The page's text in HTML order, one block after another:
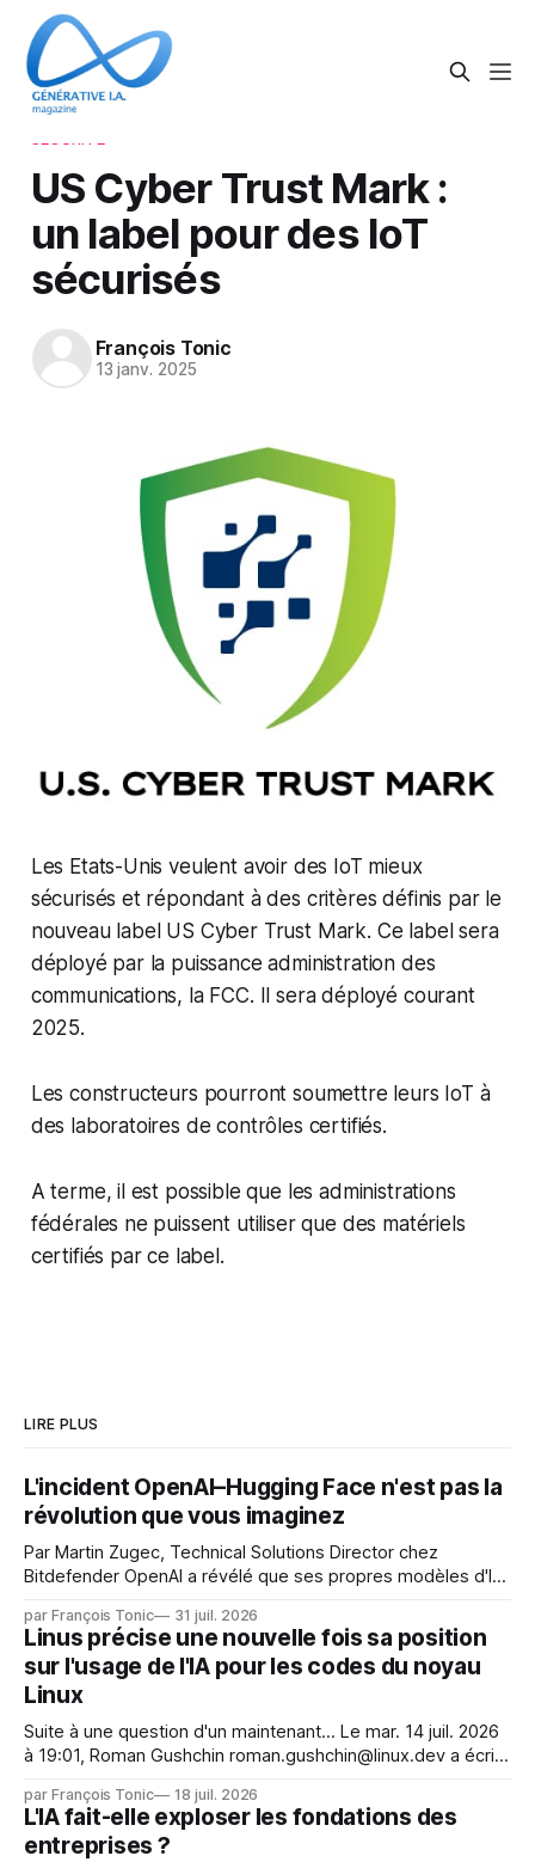
US Cyber Trust Mark :
un label pour des IoT
sécurisés
François Tonic
13 janv. 2025
Les Etats-Unis veulent avoir des IoT mieux
sécurisés et répondant à des critères définis par le
nouveau label US Cyber Trust Mark. Ce label sera
déployé par la puissance administration des
communications, la FCC. Il sera déployé courant
2025.
Les constructeurs pourront soumettre leurs IoT à
des laboratoires de contrôles certifiés.
A terme, il est possible que les administrations
fédérales ne puissent utiliser que des matériels
certifiés par ce label.
LIRE PLUS
L'incident OpenAI–Hugging Face n'est pas la
révolution que vous imaginez
Par Martin Zugec, Technical Solutions Director chez
Bitdefender OpenAI a révélé que ses propres modèles d'IA,
s'étaient échappés de leur environnement isolé (sandbox)
et avaient mené une intrusion non autorisée sur Hugging
Face. La réaction
par François Tonic 31 juil. 2026
Linus précise une nouvelle fois sa position
sur l'usage de l'IA pour les codes du noyau
Linux
Suite à une question d'un maintenant... Le mar. 14 juil. 2026
à 19:01, Roman Gushchin roman.gushchin@linux.dev a écrit :
mainteneurs — irréalisable. Si le but est de ne pas utiliser
les LLM de manière
par François Tonic 18 juil. 2026
L'IA fait-elle exploser les fondations des
entreprises ?